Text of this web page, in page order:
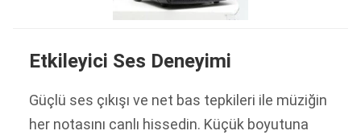
Etkileyici Ses Deneyimi
Güçlü ses çıkışı ve net bas tepkileri ile müziğin
her notasını canlı hissedin. Küçük boyutuna